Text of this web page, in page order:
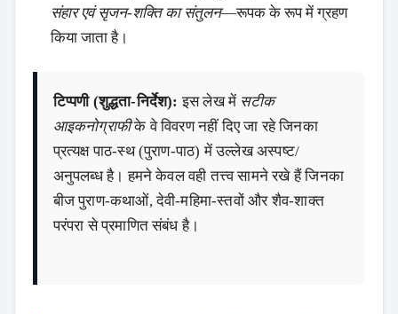
संहार एवं सृजन‑शक्ति का संतुलन—रूपक के रूप में ग्रहण
किया जाता है।
टिप्पणी (शुद्धता‑निर्देश): इस लेख में सटीक
आइकनोग्राफीके वे विवरण नहीं दिए जा रहे जिनका
प्रत्यक्ष पाठ‑स्थ (पुराण‑पाठ) में उल्लेख अस्पष्ट/
अनुपलब्ध है। हमने केवल वही तत्त्व सामने रखे हैं जिनका
बीज पुराण‑कथाओं, देवी‑महिमा‑स्तवों और शैव‑शाक्त
परंपरा से प्रमाणित संबंध है।